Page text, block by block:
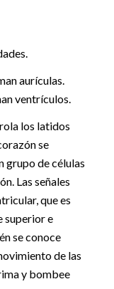
aurículas.
ventrículos.
los latidos
se
grupo de células
Las señales
que es
superior e
se conoce
de las
y bombee